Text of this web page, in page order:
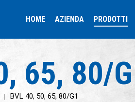
HOME AZIENDA PRODOTTI
65, 80/
BVL 40, 50, 65, 80/G1